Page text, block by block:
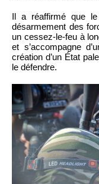
Il a réaffirmé que le
désarmement des
un cessez-le-feu à
et s’accompagne
création d’un État
le défendre.